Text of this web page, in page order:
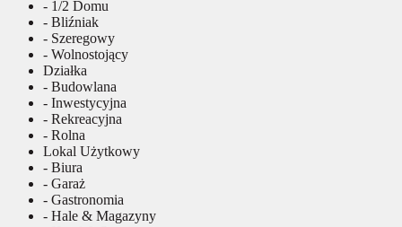
- 1/2 Domu
- Bliźniak
- Szeregowy
- Wolnostojący
Działka
- Budowlana
- Inwestycyjna
- Rekreacyjna
- Rolna
Lokal Użytkowy
- Biura
- Garaż
- Gastronomia
- Hale & Magazyny